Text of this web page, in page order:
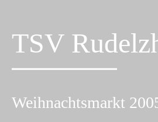
TSV
Weihnachtsmarkt